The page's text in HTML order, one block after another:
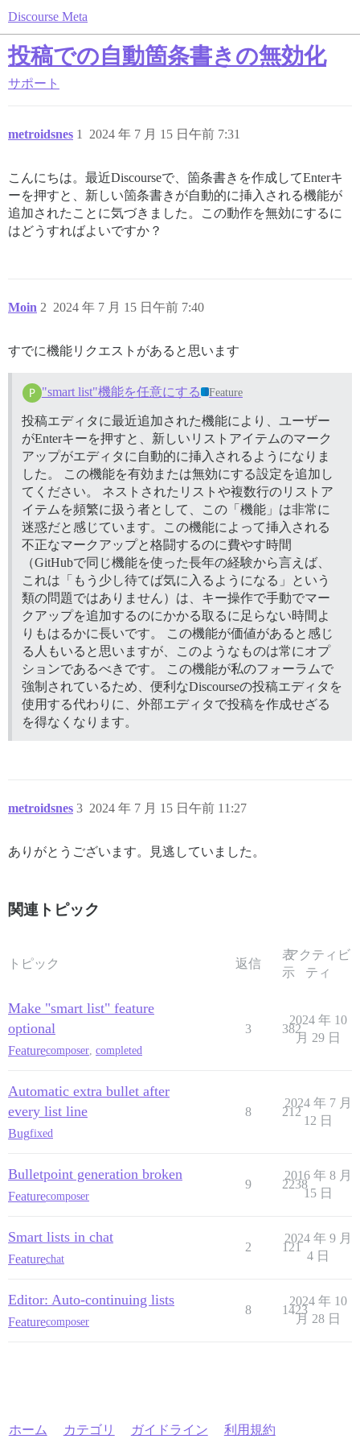
Discourse Meta
投稿での自動箇条書きの無効化
サポート
metroidsnes 2024 年 7 月 15 日午前 7:31
1
こんにちは。最近Discourseで、箇条書きを作成してEnterキ
ーを押すと、新しい箇条書きが自動的に挿入される機能が
追加されたことに気づきました。この動作を無効にするに
はどうすればよいですか？
Moin 2024 年 7 月 15 日午前 7:40
2
すでに機能リクエストがあると思います
"smart list"機能を任意にする Feature
投稿エディタに最近追加された機能により、ユーザー
がEnterキーを押すと、新しいリストアイテムのマーク
アップがエディタに自動的に挿入されるようになりま
した。 この機能を有効または無効にする設定を追加し
てください。 ネストされたリストや複数行のリストア
イテムを頻繁に扱う者として、この「機能」は非常に
迷惑だと感じています。この機能によって挿入される
不正なマークアップと格闘するのに費やす時間
（GitHubで同じ機能を使った長年の経験から言えば、
これは「もう少し待てば気に入るようになる」という
類の問題ではありません）は、キー操作で手動でマー
クアップを追加するのにかかる取るに足らない時間よ
りもはるかに長いです。 この機能が価値があると感じ
る人もいると思いますが、このようなものは常にオプ
ションであるべきです。 この機能が私のフォーラムで
強制されているため、便利なDiscourseの投稿エディタを
使用する代わりに、外部エディタで投稿を作成せざる
を得なくなります。
metroidsnes 2024 年 7 月 15 日午前 11:27
3
ありがとうございます。見逃していました。
関連トピック
トピック 返信
表
示
アクティビ
ティ
Make "smart list" feature
optional
Featurecomposer, completed
3 382
2024 年 10
月 29 日
Automatic extra bullet after
every list line
Bugfixed
8 212
2024 年 7 月
12 日
Bulletpoint generation broken
Featurecomposer
9 2238
2016 年 8 月
15 日
Smart lists in chat
Featurechat
2 121
2024 年 9 月
4 日
Editor: Auto-continuing lists
Featurecomposer
8 1423
2024 年 10
月 28 日
ホーム カテゴリ ガイドライン 利用規約